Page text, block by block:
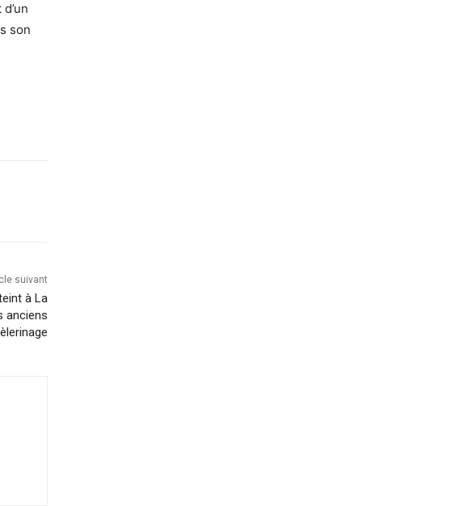
son
suivant
à La
anciens